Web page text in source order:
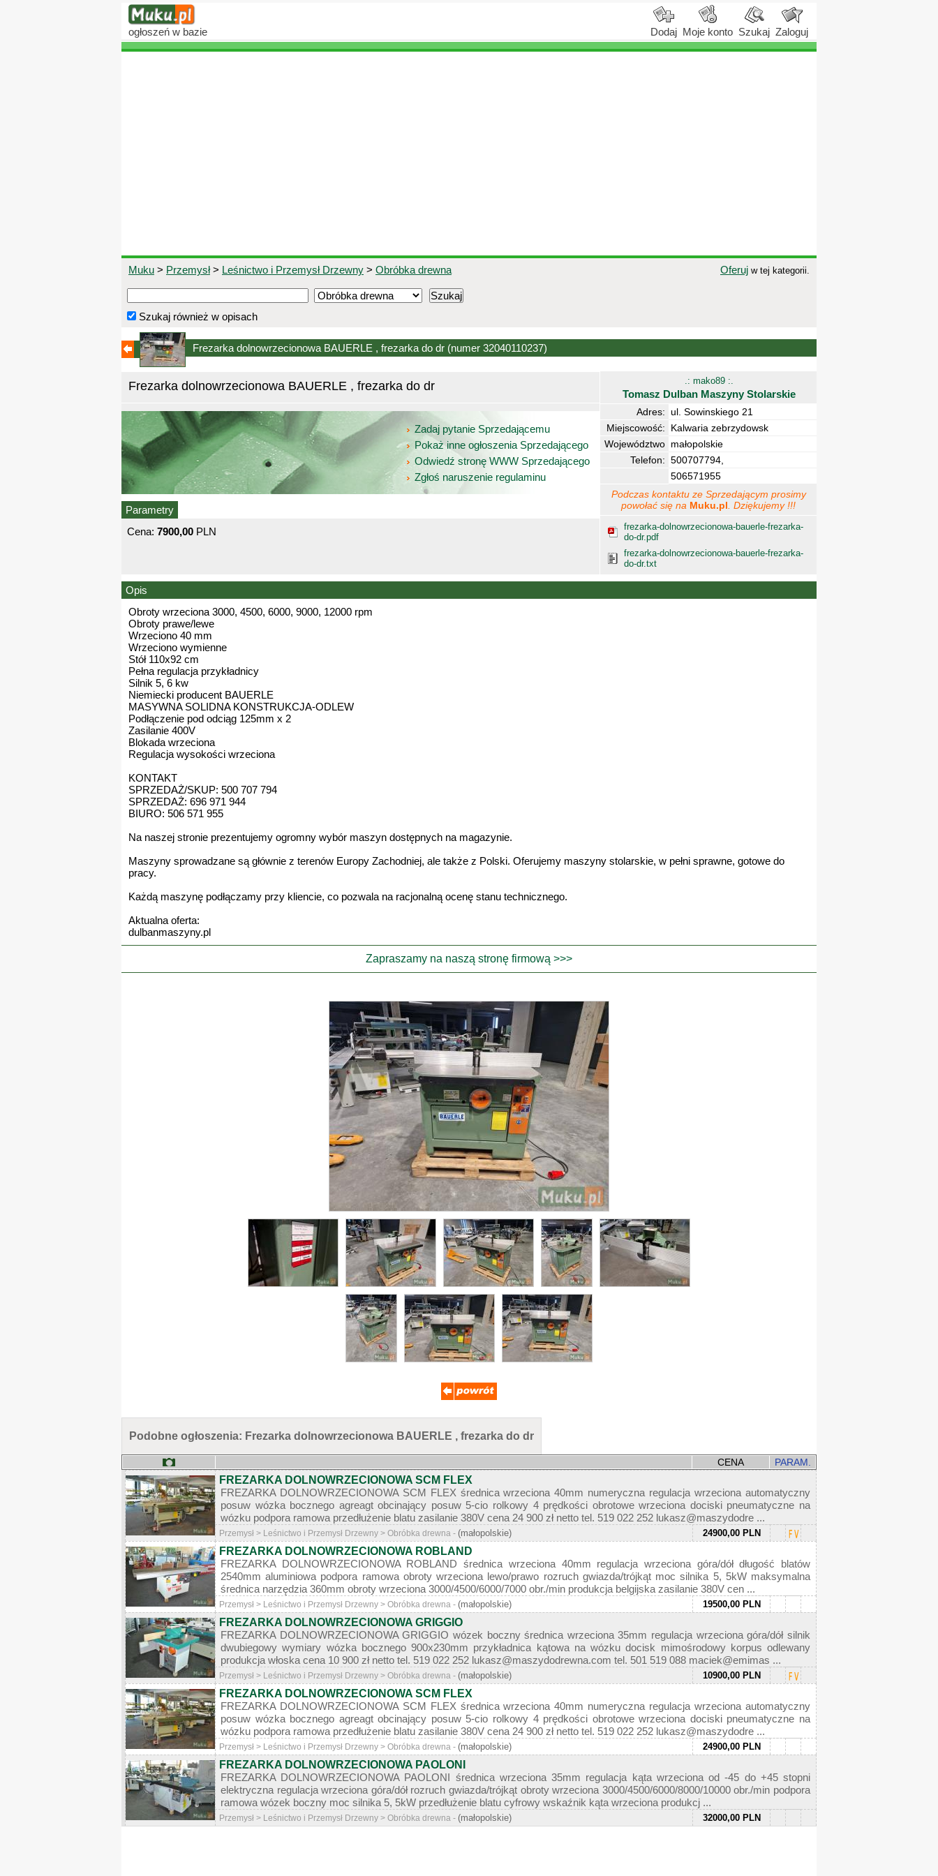
ogłoszeń w bazie Dodaj Moje konto Szukaj Zaloguj
Muku > Przemysł> Leśnictwo i Przemysł Drzewny > Obróbka drewna Oferuj w tej kategorii.
Szukaj również w opisach
Frezarka dolnowrzecionowa BAUERLE , frezarka do dr (numer 32040110237)
Frezarka dolnowrzecionowa BAUERLE , frezarka do dr
Zadaj pytanie Sprzedającemu
Pokaż inne ogłoszenia Sprzedającego
Odwiedź stronę WWW Sprzedającego
Zgłoś naruszenie regulaminu
Parametry
Cena: 7900,00 PLN
.: mako89 :.
Tomasz Dulban Maszyny Stolarskie
Adres: ul. Sowinskiego 21
Miejscowość:
Kalwaria zebrzydowsk
Województwo małopolskie
Telefon: 500707794,
506571955
Podczas kontaktu ze Sprzedającym prosimy
powołać się na Muku.pl . Dziękujemy !!!
frezarka-dolnowrzecionowa-bauerle-frezarka-
do-dr.pdf
frezarka-dolnowrzecionowa-bauerle-frezarka-
do-dr.txt
Opis
Obroty wrzeciona 3000, 4500, 6000, 9000, 12000 rpm
Obroty prawe/lewe
Wrzeciono 40 mm
Wrzeciono wymienne
Stół 110x92 cm
Pełna regulacja przykładnicy
Silnik 5, 6 kw
Niemiecki producent BAUERLE
MASYWNA SOLIDNA KONSTRUKCJA-ODLEW
Podłączenie pod odciąg 125mm x 2
Zasilanie 400V
Blokada wrzeciona
Regulacja wysokości wrzeciona
KONTAKT
SPRZEDAŻ/SKUP: 500 707 794
SPRZEDAŻ: 696 971 944
BIURO: 506 571 955
Na naszej stronie prezentujemy ogromny wybór maszyn dostępnych na magazynie.
Maszyny sprowadzane są głównie z terenów Europy Zachodniej, ale także z Polski. Oferujemy maszyny stolarskie, w pełni sprawne, gotowe do
pracy.
Każdą maszynę podłączamy przy kliencie, co pozwala na racjonalną ocenę stanu technicznego.
Aktualna oferta:
dulbanmaszyny.pl
Zapraszamy na naszą stronę firmową >>>
Podobne ogłoszenia: Frezarka dolnowrzecionowa BAUERLE , frezarka do dr
CENA PARAM.
FREZARKA DOLNOWRZECIONOWA SCM FLEX
FREZARKA DOLNOWRZECIONOWA SCM FLEX średnica wrzeciona 40mm numeryczna regulacja wrzeciona automatyczny
posuw wózka bocznego agreagt obcinający posuw 5-cio rolkowy 4 prędkości obrotowe wrzeciona dociski pneumatyczne na
wózku podpora ramowa przedłużenie blatu zasilanie 380V cena 24 900 zł netto tel. 519 022 252 lukasz@maszydodre ...
Przemysł > Leśnictwo i Przemysł Drzewny > Obróbka drewna - (małopolskie) 24900,00 PLN
FREZARKA DOLNOWRZECIONOWA ROBLAND
FREZARKA DOLNOWRZECIONOWA ROBLAND średnica wrzeciona 40mm regulacja wrzeciona góra/dół długość blatów
2540mm aluminiowa podpora ramowa obroty wrzeciona lewo/prawo rozruch gwiazda/trójkąt moc silnika 5, 5kW maksymalna
średnica narzędzia 360mm obroty wrzeciona 3000/4500/6000/7000 obr./min produkcja belgijska zasilanie 380V cen ...
Przemysł > Leśnictwo i Przemysł Drzewny > Obróbka drewna - (małopolskie) 19500,00 PLN
FREZARKA DOLNOWRZECIONOWA GRIGGIO
FREZARKA DOLNOWRZECIONOWA GRIGGIO wózek boczny średnica wrzeciona 35mm regulacja wrzeciona góra/dół silnik
dwubiegowy wymiary wózka bocznego 900x230mm przykładnica kątowa na wózku docisk mimośrodowy korpus odlewany
produkcja włoska cena 10 900 zł netto tel. 519 022 252 lukasz@maszydodrewna.com tel. 501 519 088 maciek@emimas ...
Przemysł > Leśnictwo i Przemysł Drzewny > Obróbka drewna - (małopolskie) 10900,00 PLN
FREZARKA DOLNOWRZECIONOWA SCM FLEX
FREZARKA DOLNOWRZECIONOWA SCM FLEX średnica wrzeciona 40mm numeryczna regulacja wrzeciona automatyczny
posuw wózka bocznego agreagt obcinający posuw 5-cio rolkowy 4 prędkości obrotowe wrzeciona dociski pneumatyczne na
wózku podpora ramowa przedłużenie blatu zasilanie 380V cena 24 900 zł netto tel. 519 022 252 lukasz@maszydodre ...
Przemysł > Leśnictwo i Przemysł Drzewny > Obróbka drewna - (małopolskie) 24900,00 PLN
FREZARKA DOLNOWRZECIONOWA PAOLONI
FREZARKA DOLNOWRZECIONOWA PAOLONI średnica wrzeciona 35mm regulacja kąta wrzeciona od -45 do +45 stopni
elektryczna regulacja wrzeciona góra/dół rozruch gwiazda/trójkąt obroty wrzeciona 3000/4500/6000/8000/10000 obr./min podpora
ramowa wózek boczny moc silnika 5, 5kW przedłużenie blatu cyfrowy wskaźnik kąta wrzeciona produkcj ...
Przemysł > Leśnictwo i Przemysł Drzewny > Obróbka drewna - (małopolskie) 32000,00 PLN